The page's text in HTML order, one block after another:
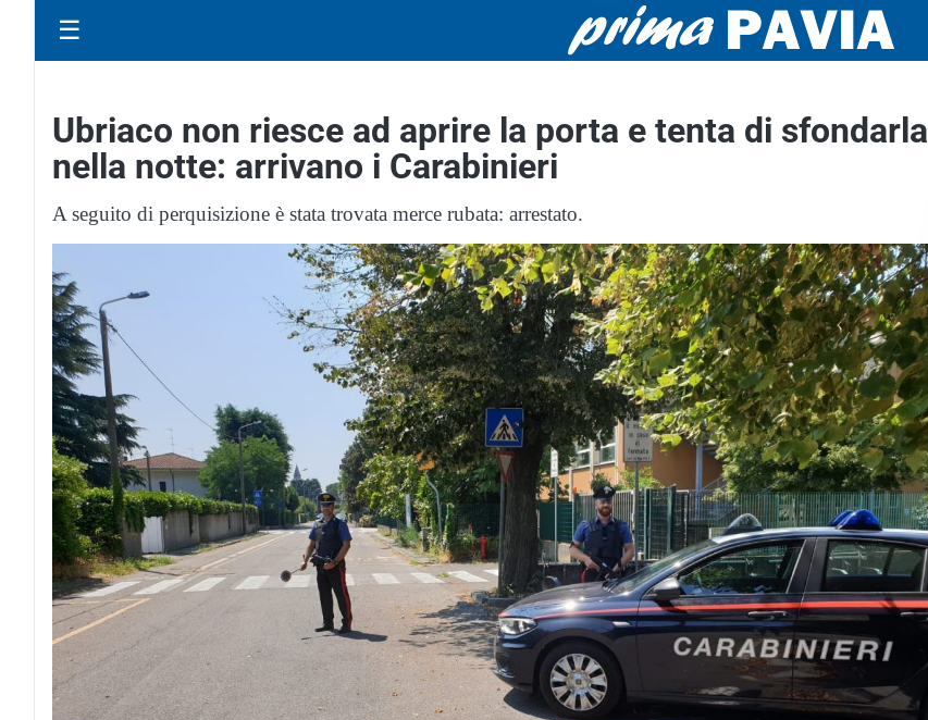
☰
Ubriaco non riesce ad aprire la porta e tenta di sfondarla
nella notte: arrivano i Carabinieri
A seguito di perquisizione è stata trovata merce rubata: arrestato.